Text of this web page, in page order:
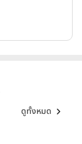
ดูทั้งหมด